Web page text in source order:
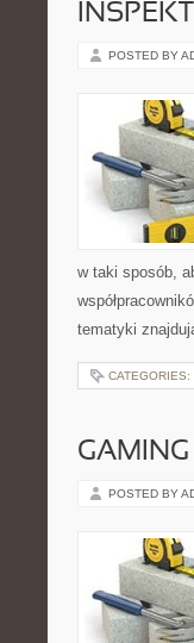
POSTED BY
w taki sposób,
tematyki
CATEGORIES:
POSTED BY